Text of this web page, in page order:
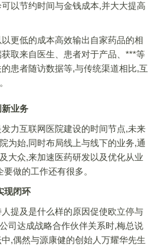
节约时间与金钱成本,并大大提高
低的成本高效输出自家药品的相
取来自医生、患者对于产品、***等
患者随访数据等,与传统渠道相比,互
业务
互联网医院建设的时间节点,未来
为始,同时布局线上与线下的业务,通
大众,来加速医药研发以及优化从业
做的工作还有很多。
现闭环
及是什么样的原因促使欧立停与
司达成战略合作伙伴关系时,梅总说
,偶然与源康健的创始人万耀华先生